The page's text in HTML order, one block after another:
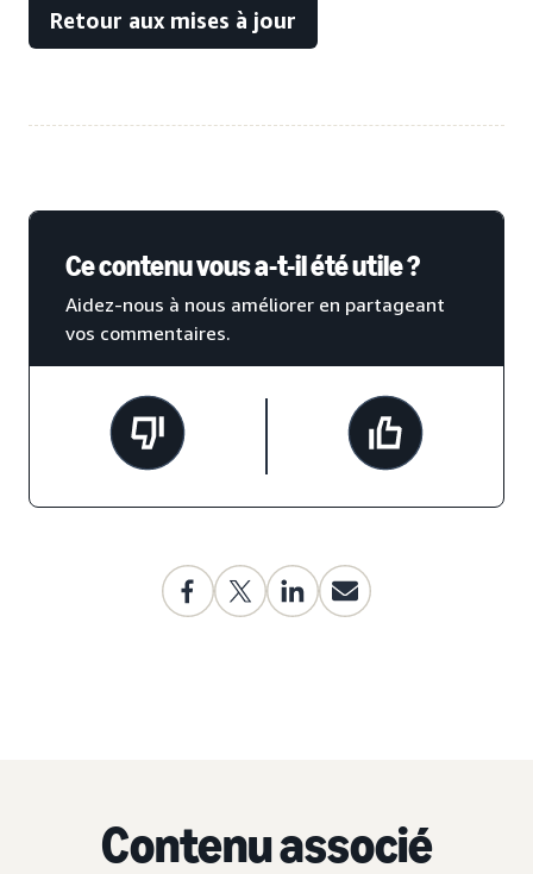
Retour aux mises à jour
Ce contenu vous a-t-il été utile ?
Aidez-nous à nous améliorer en partageant
vos commentaires.
Contenu associé